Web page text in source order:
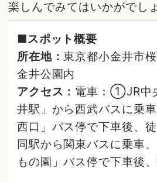
楽しんでみてはいかがでし
■スポット概要
所在地：東京都小金井市
金井公園内
アクセス： 電車：①JR中
井駅」から西武バスに乗
西口」バス停で下車後
同駅から関東バスに乗車
もの園」バス停で下車後